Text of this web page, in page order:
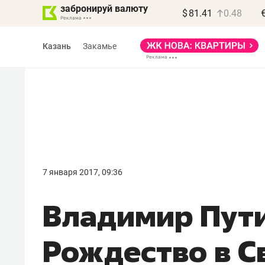
забронируй валюту $ 81.41 0.48
Казань Закамье
7 января 2017, 09:36
Владимир
Рождество в
правил, бизнес может
потерять минимум